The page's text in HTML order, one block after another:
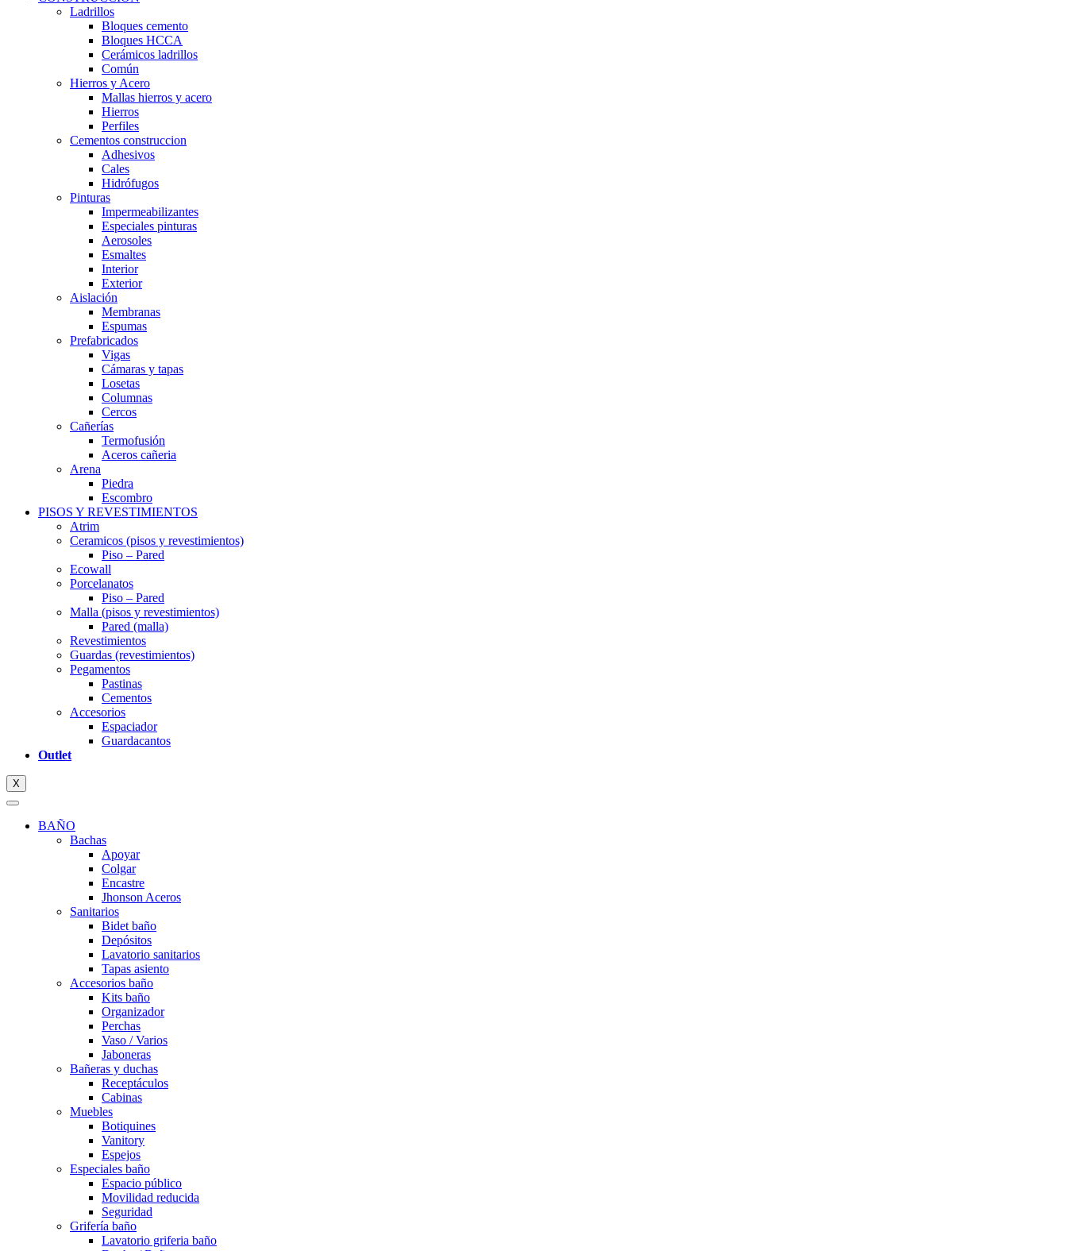
Ladrillos
Bloques cemento
Bloques HCCA
Cerámicos ladrillos
Común
Hierros y Acero
Mallas hierros y acero
Hierros
Perfiles
Cementos construccion
Adhesivos
Cales
Hidrófugos
Pinturas
Impermeabilizantes
Especiales pinturas
Aerosoles
Esmaltes
Interior
Exterior
Aislación
Membranas
Espumas
Prefabricados
Vigas
Cámaras y tapas
Losetas
Columnas
Cercos
Cañerías
Termofusión
Aceros cañeria
Arena
Piedra
Escombro
PISOS Y REVESTIMIENTOS
Atrim
Ceramicos (pisos y revestimientos)
Piso – Pared
Ecowall
Porcelanatos
Piso – Pared
Malla (pisos y revestimientos)
Pared (malla)
Revestimientos
Guardas (revestimientos)
Pegamentos
Pastinas
Cementos
Accesorios
Espaciador
Guardacantos
Outlet
X
BAÑO
Bachas
Apoyar
Colgar
Encastre
Jhonson Aceros
Sanitarios
Bidet baño
Depósitos
Lavatorio sanitarios
Tapas asiento
Accesorios baño
Kits baño
Organizador
Perchas
Vaso / Varios
Jaboneras
Bañeras y duchas
Receptáculos
Cabinas
Muebles
Botiquines
Vanitory
Espejos
Especiales baño
Espacio público
Movilidad reducida
Seguridad
Grifería baño
Lavatorio griferia baño